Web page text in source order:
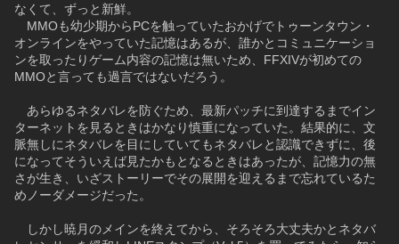
なくて、ずっと新鮮。
MMOも幼少期からPCを触っていたおかげでトゥーンタウン・
オンラインをやっていた記憶はあるが、誰かとコミュニケーショ
ンを取ったりゲーム内容の記憶は無いため、FFXIVが初めての
MMOと言っても過言ではないだろう。
あらゆるネタバレを防ぐため、最新パッチに到達するまでイン
ターネットを見るときはかなり慎重になっていた。結果的に、文
脈無しにネタバレを目にしていてもネタバレと認識できずに、後
になってそういえば見たかもとなるときはあったが、記憶力の無
さが生き、いざストーリーでその展開を迎えるまで忘れているた
めノーダメージだった。
しかし暁月のメインを終えてから、そろそろ大丈夫かとネタバ